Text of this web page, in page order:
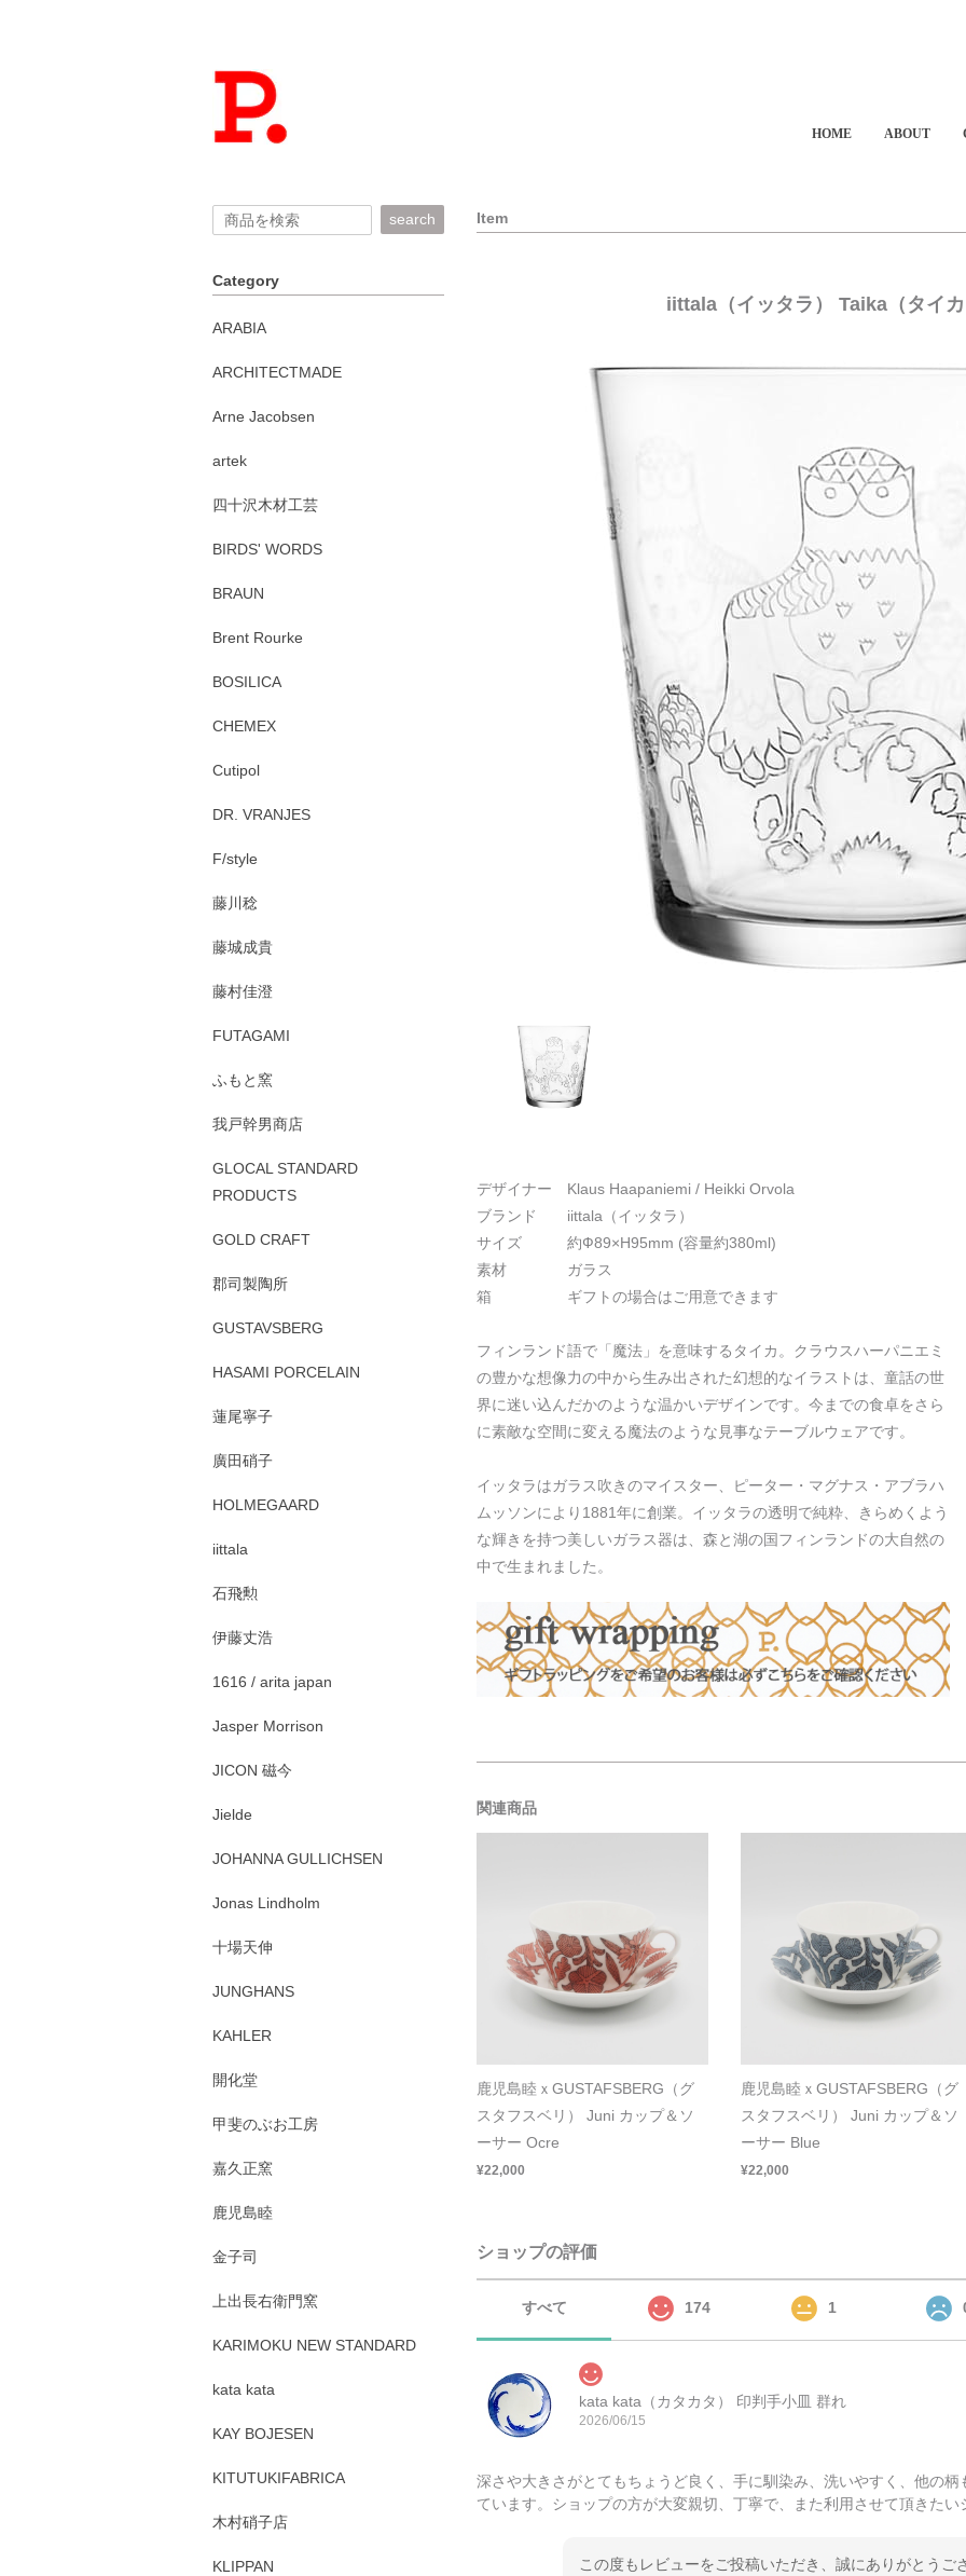
HOME ABOUT
Item
iittala（イッタラ） Taika（タイ
デザイナー Klaus Haapaniemi / Heikki Orvola
ブランド iittala（イッタラ）
サイズ 約Ф89×H95mm (容量約380ml)
素材 ガラス
箱 ギフトの場合はご用意できます
フィンランド語で「魔法」を意味するタイカ。クラウスハーパニエミ
の豊かな想像力の中から生み出された幻想的なイラストは、童話の世
界に迷い込んだかのような温かいデザインです。今までの食卓をさら
に素敵な空間に変える魔法のような見事なテーブルウェアです。
イッタラはガラス吹きのマイスター、ピーター・マグナス・アブラハ
ムッソンにより1881年に創業。イッタラの透明で純粋、きらめくよう
な輝きを持つ美しいガラス器は、森と湖の国フィンランドの大自然の
中で生まれました。
関連商品
鹿児島睦ｘGUSTAFSBERG（グ
スタフスベリ） Juni カップ＆ソ
ーサー Ocre
¥22,000
鹿児島睦ｘGUSTAFSBERG（グ
スタフスベリ） Juni カップ＆ソ
ーサー Blue
¥22,000
ショップの評価
すべて 174 1
kata kata（カタカタ） 印判手小皿 群れ
2026/06/15
深さや大きさがとてもちょうど良く、手に馴染み、洗いやすく、他の
ています。ショップの方が大変親切、丁寧で、また利用させて頂きたい
この度もレビューをご投稿いただき、誠にありがとうご
search
Category
ARABIA
ARCHITECTMADE
Arne Jacobsen
artek
四十沢木材工芸
BIRDS' WORDS
BRAUN
Brent Rourke
BOSILICA
CHEMEX
Cutipol
DR. VRANJES
F/style
藤川稔
藤城成貴
藤村佳澄
FUTAGAMI
ふもと窯
我戸幹男商店
GLOCAL STANDARD
PRODUCTS
GOLD CRAFT
郡司製陶所
GUSTAVSBERG
HASAMI PORCELAIN
蓮尾寧子
廣田硝子
HOLMEGAARD
iittala
石飛勲
伊藤丈浩
1616 / arita japan
Jasper Morrison
JICON 磁今
Jielde
JOHANNA GULLICHSEN
Jonas Lindholm
十場天伸
JUNGHANS
KAHLER
開化堂
甲斐のぶお工房
嘉久正窯
鹿児島睦
金子司
上出長右衛門窯
KARIMOKU NEW STANDARD
kata kata
KAY BOJESEN
KITUTUKIFABRICA
木村硝子店
KLIPPAN